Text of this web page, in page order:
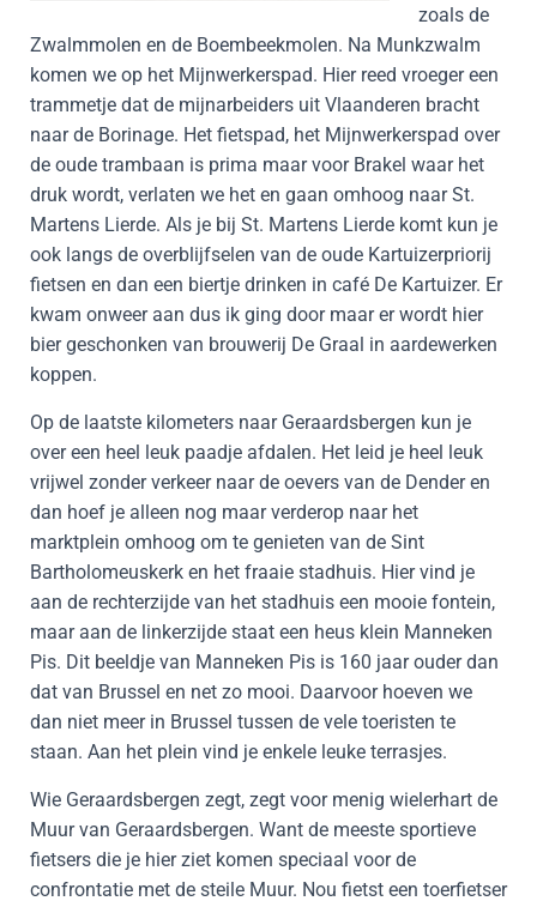
zoals de
Zwalmmolen en de Boembeekmolen. Na Munkzwalm
komen we op het Mijnwerkerspad. Hier reed vroeger een
trammetje dat de mijnarbeiders uit Vlaanderen bracht
naar de Borinage. Het fietspad, het Mijnwerkerspad over
de oude trambaan is prima maar voor Brakel waar het
druk wordt, verlaten we het en gaan omhoog naar St.
Martens Lierde. Als je bij St. Martens Lierde komt kun je
ook langs de overblijfselen van de oude Kartuizerpriorij
fietsen en dan een biertje drinken in café De Kartuizer. Er
kwam onweer aan dus ik ging door maar er wordt hier
bier geschonken van brouwerij De Graal in aardewerken
koppen.
Op de laatste kilometers naar Geraardsbergen kun je
over een heel leuk paadje afdalen. Het leid je heel leuk
vrijwel zonder verkeer naar de oevers van de Dender en
dan hoef je alleen nog maar verderop naar het
marktplein omhoog om te genieten van de Sint
Bartholomeuskerk en het fraaie stadhuis. Hier vind je
aan de rechterzijde van het stadhuis een mooie fontein,
maar aan de linkerzijde staat een heus klein Manneken
Pis. Dit beeldje van Manneken Pis is 160 jaar ouder dan
dat van Brussel en net zo mooi. Daarvoor hoeven we
dan niet meer in Brussel tussen de vele toeristen te
staan. Aan het plein vind je enkele leuke terrasjes.
Wie Geraardsbergen zegt, zegt voor menig wielerhart de
Muur van Geraardsbergen. Want de meeste sportieve
fietsers die je hier ziet komen speciaal voor de
confrontatie met de steile Muur. Nou fietst een toerfietser